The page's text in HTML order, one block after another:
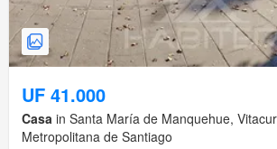
UF 41.000
Casa in Santa María de Manquehue,
Metropolitana de Santiago